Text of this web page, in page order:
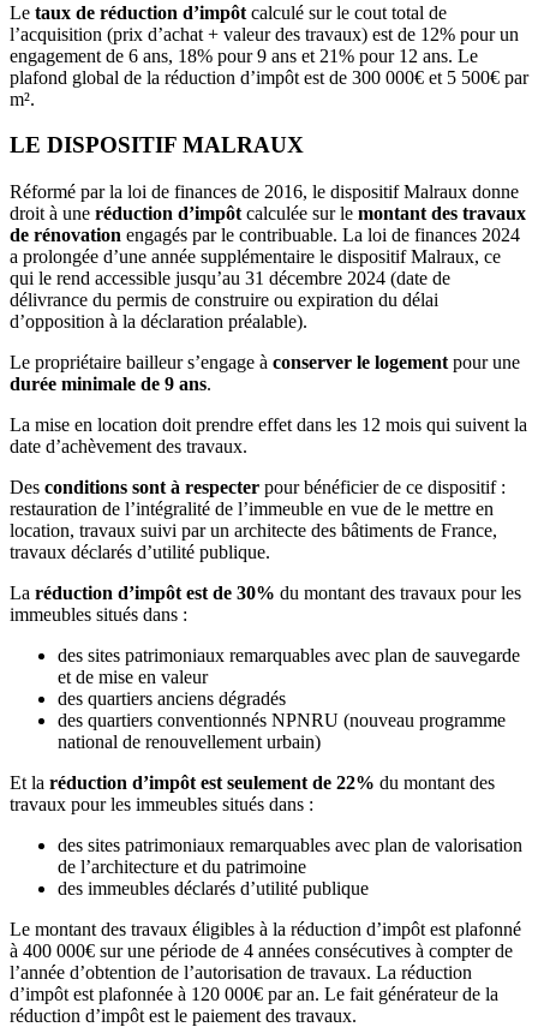
Le taux de réduction d’impôt calculé sur le cout total de
l’acquisition (prix d’achat + valeur des travaux) est de 12% pour un
engagement de 6 ans, 18% pour 9 ans et 21% pour 12 ans. Le
plafond global de la réduction d’impôt est de 300 000€ et 5 500€ par
m².
LE DISPOSITIF MALRAUX
Réformé par la loi de finances de 2016, le dispositif Malraux donne
droit à une réduction d’impôt calculée sur le montant des travaux
de rénovation engagés par le contribuable. La loi de finances 2024
a prolongée d’une année supplémentaire le dispositif Malraux, ce
qui le rend accessible jusqu’au 31 décembre 2024 (date de
délivrance du permis de construire ou expiration du délai
d’opposition à la déclaration préalable).
Le propriétaire bailleur s’engage à conserver le logement pour une
durée minimale de 9 ans.
La mise en location doit prendre effet dans les 12 mois qui suivent la
date d’achèvement des travaux.
Des conditions sont à respecter pour bénéficier de ce dispositif :
restauration de l’intégralité de l’immeuble en vue de le mettre en
location, travaux suivi par un architecte des bâtiments de France,
travaux déclarés d’utilité publique.
La réduction d’impôt est de 30% du montant des travaux pour les
immeubles situés dans :
des sites patrimoniaux remarquables avec plan de sauvegarde
et de mise en valeur
des quartiers anciens dégradés
des quartiers conventionnés NPNRU (nouveau programme
national de renouvellement urbain)
Et la réduction d’impôt est seulement de 22% du montant des
travaux pour les immeubles situés dans :
des sites patrimoniaux remarquables avec plan de valorisation
de l’architecture et du patrimoine
des immeubles déclarés d’utilité publique
Le montant des travaux éligibles à la réduction d’impôt est plafonné
à 400 000€ sur une période de 4 années consécutives à compter de
l’année d’obtention de l’autorisation de travaux. La réduction
d’impôt est plafonnée à 120 000€ par an. Le fait générateur de la
réduction d’impôt est le paiement des travaux.